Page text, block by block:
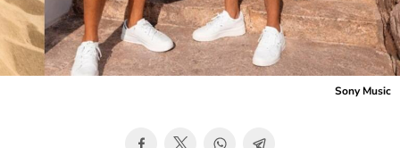
Sony Music